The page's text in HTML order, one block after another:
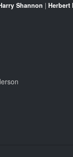
Shannon | Herbert